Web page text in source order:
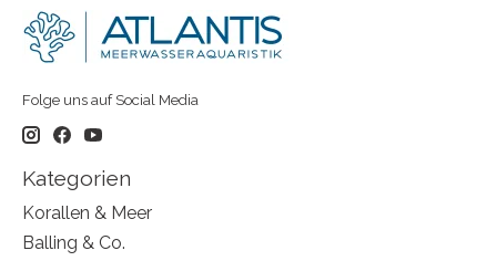
Folge uns auf Social Media
Kategorien
Korallen & Meer
Balling & Co.